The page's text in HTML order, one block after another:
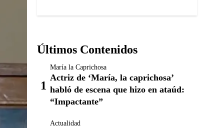
Últimos Contenidos
María la Caprichosa
Actriz de ‘María, la caprichosa’
habló de escena que hizo en ataúd:
“Impactante”
Actualidad